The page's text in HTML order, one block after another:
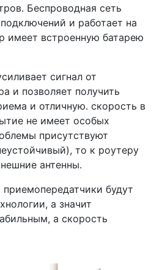
Беспроводная сеть
и работает на
имеет встроенную батарею
сигнал от
и позволяет получить
и отличную. скорость в
не имеет особых
присутствуют
то к роутеру
антенны.
будут
а значит
а скорость